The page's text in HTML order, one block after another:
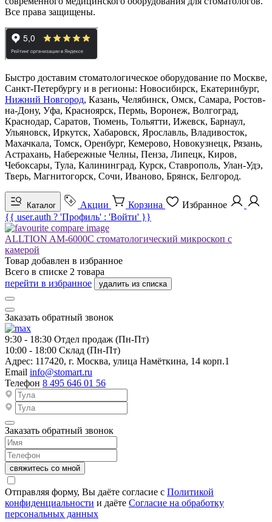
Все права защищены.
Быстро доставим стоматологическое оборудование по Москве,
Санкт-Петербургу и в регионы: Новосибирск, Екатеринбург,
Нижний Новгород, Казань, Челябинск, Омск, Самара, Ростов-
на-Дону, Уфа, Красноярск, Пермь, Воронеж, Волгоград,
Краснодар, Саратов, Тюмень, Тольятти, Ижевск, Барнаул,
Ульяновск, Иркутск, Хабаровск, Ярославль, Владивосток,
Махачкала, Томск, Оренбург, Кемерово, Новокузнецк, Рязань,
Астрахань, Набережные Челны, Пенза, Липецк, Киров,
Чебоксары, Тула, Калининград, Курск, Ставрополь, Улан-Удэ,
Тверь, Магнитогорск, Сочи, Иваново, Брянск, Белгород.
Каталог Акции Корзина
Избранное
{{ user.auth ? 'Профиль' : 'Войти' }}
ALLTION AM-6000C стоматологический микроскоп с
камерой
Товар добавлен в избранное
Всего в списке 2 товара
перейти в избранное
удалить из списка
Заказать обратный звонок
9:30 - 18:30 Отдел продаж (Пн-Пт)
10:00 - 18:00 Склад (Пн-Пт)
Адрес: 117420, г. Москва, улица Намёткина, 14 корп.1
Email info@stomart.ru
Телефон 8 495 646 01 56
Заказать обратный звонок
свяжитесь со мной
Отправляя форму, Вы даёте согласие с Политикой
конфиденциальности и даёте Согласие на обработку
персональных данных